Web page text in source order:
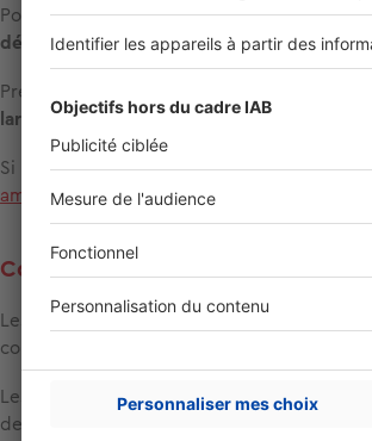
Pour bloquer efficacement le froid, le
dépasser largement sur les côtés.
Prévoyez ainsi une retombée d’au moins
largeur de chaque côté.
Si possible,fixez la tringle juste sous le
améliorer encore l’isolation.
Couleurs et finitions : alliez
Les rideaux thermiques ne se contentent
comme
Les fabricants proposent une grande
de nombreux motifs, du floral au graphique.